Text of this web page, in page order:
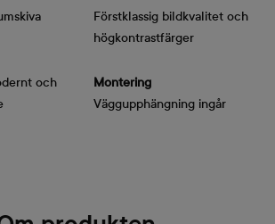
och
Förstklassig bildkvalitet och
högkontrastfärger
Montering
Väggupphängning ingår